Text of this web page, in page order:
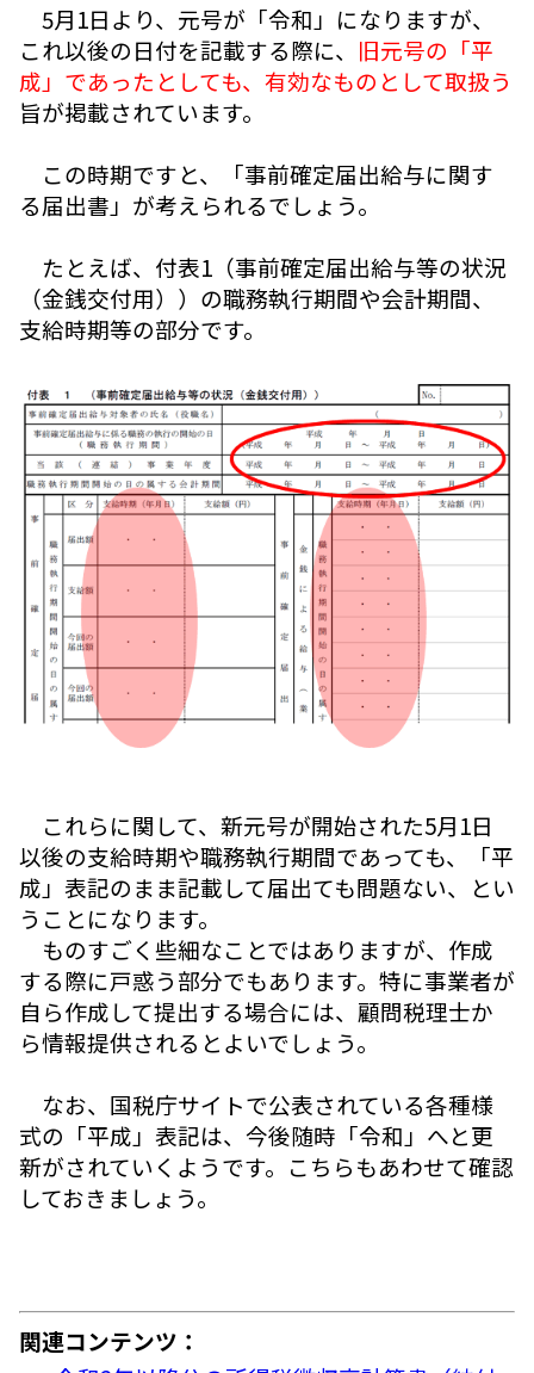
5月1日より、元号が「令和」になりますが、
これ以後の日付を記載する際に、 旧元号の「平
成」であったとしても、有効なものとして取扱う
旨が掲載されています。
この時期ですと、「事前確定届出給与に関す
る届出書」が考えられるでしょう。
たとえば、付表1（事前確定届出給与等の状況
（金銭交付用））の職務執行期間や会計期間、
支給時期等の部分です。
これらに関して、新元号が開始された5月1日
以後の支給時期や職務執行期間であっても、「平
成」表記のまま記載して届出ても問題ない、とい
うことになります。
ものすごく些細なことではありますが、作成
する際に戸惑う部分でもあります。特に事業者が
自ら作成して提出する場合には、顧問税理士か
ら情報提供されるとよいでしょう。
なお、国税庁サイトで公表されている各種様
式の「平成」表記は、今後随時「令和」へと更
新がされていくようです。こちらもあわせて確認
しておきましょう。
関連コンテンツ：